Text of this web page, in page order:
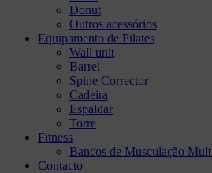
Donut
Outros acessórios
Equipamento de Pilates
Wall unit
Barrel
Spine Corrector
Cadeira
Espaldar
Torre
Fitness
Bancos de Musculação
Contacto